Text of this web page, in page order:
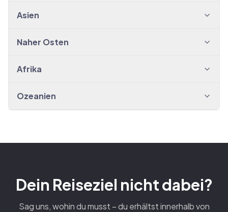
Asien
Naher Osten
Afrika
Ozeanien
Dein Reiseziel nicht dabei?
Sag uns, wohin du musst – du erhältst innerhalb von